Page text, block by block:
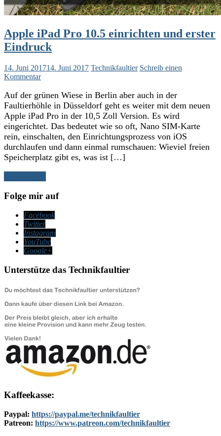
Apple iPad Pro 10.5 einrichten und erster
Eindruck
14. Juni 201714. Juni 2017 Technikfaultier Schreib einen
Kommentar
Auf der grünen Wiese in Berlin aber auch in der
Faultierhöhle in Düsseldorf geht es weiter mit dem neuen
Apple iPad Pro in der 10,5 Zoll Version. Es wird
eingerichtet. Das bedeutet wie so oft, Nano SIM-Karte
rein, einschalten, den Einrichtungsprozess von iOS
durchlaufen und dann einmal rumschauen: Wieviel freien
Speicherplatz gibt es, was ist […]
Folge mir auf
Facebook
Twitter
Instagram
YouTube
Google+
Unterstütze das Technikfaultier
Kaffeekasse:
Paypal: https://paypal.me/technikfaultier
Patreon: https://www.patreon.com/technikfaultier